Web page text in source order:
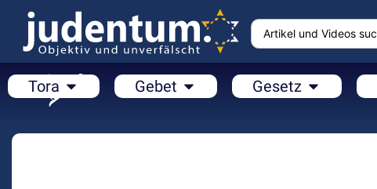
Tora Gebet Gesetz